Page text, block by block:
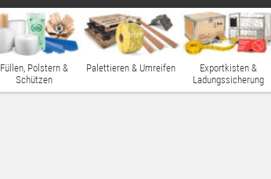
Füllen, Polstern &
Schützen
Palettieren & Umreifen
Exportkisten &
Ladungssicherung